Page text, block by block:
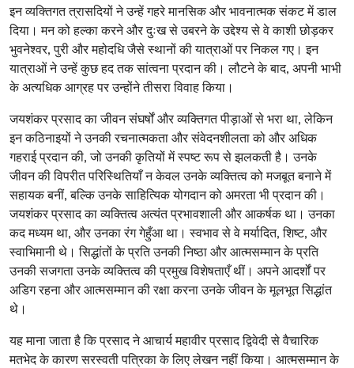
इन व्यक्तिगत त्रासदियों ने उन्हें गहरे मानसिक और भावनात्मक संकट में डाल
दिया। मन को हल्का करने और दुःख से उबरने के उद्देश्य से वे काशी छोड़कर
भुवनेश्वर, पुरी और महोदधि जैसे स्थानों की यात्राओं पर निकल गए। इन
यात्राओं ने उन्हें कुछ हद तक सांत्वना प्रदान की। लौटने के बाद, अपनी भाभी
के अत्यधिक आग्रह पर उन्होंने तीसरा विवाह किया।
जयशंकर प्रसाद का जीवन संघर्षों और व्यक्तिगत पीड़ाओं से भरा था, लेकिन
इन कठिनाइयों ने उनकी रचनात्मकता और संवेदनशीलता को और अधिक
गहराई प्रदान की, जो उनकी कृतियों में स्पष्ट रूप से झलकती है। उनके
जीवन की विपरीत परिस्थितियाँ न केवल उनके व्यक्तित्व को मजबूत बनाने में
सहायक बनीं, बल्कि उनके साहित्यिक योगदान को अमरता भी प्रदान की।
जयशंकर प्रसाद का व्यक्तित्व अत्यंत प्रभावशाली और आकर्षक था। उनका
कद मध्यम था, और उनका रंग गेहुँआ था। स्वभाव से वे मर्यादित, शिष्ट, और
स्वाभिमानी थे। सिद्धांतों के प्रति उनकी निष्ठा और आत्मसम्मान के प्रति
उनकी सजगता उनके व्यक्तित्व की प्रमुख विशेषताएँ थीं। अपने आदर्शों पर
अडिग रहना और आत्मसम्मान की रक्षा करना उनके जीवन के मूलभूत सिद्धांत
थे।
यह माना जाता है कि प्रसाद ने आचार्य महावीर प्रसाद द्विवेदी से वैचारिक
मतभेद के कारण सरस्वती पत्रिका के लिए लेखन नहीं किया। आत्मसम्मान के